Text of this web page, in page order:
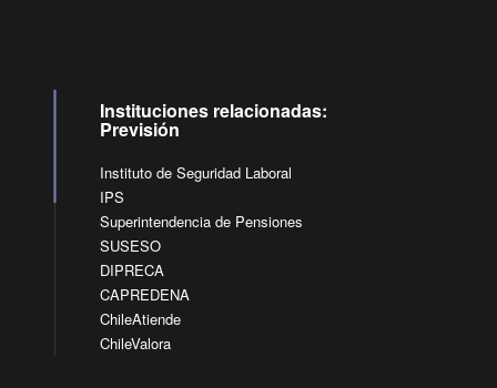
Instituciones relacionadas:
Previsión
Instituto de Seguridad Laboral
IPS
Superintendencia de Pensiones
SUSESO
DIPRECA
CAPREDENA
ChileAtiende
ChileValora